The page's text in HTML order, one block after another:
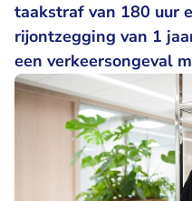
taakstraf van 180 uur
rijontzegging van 1
een verkeersongeval